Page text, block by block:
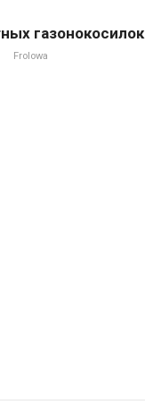
газонокосилок
Frolowa